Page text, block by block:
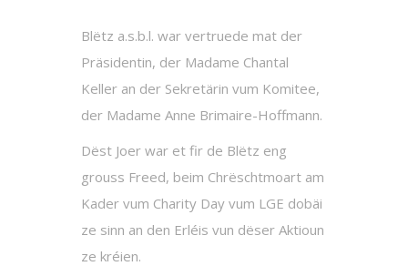
Blëtz a.s.b.l. war vertruede mat der
Präsidentin, der Madame Chantal
Keller an der Sekretärin vum Komitee,
der Madame Anne Brimaire-Hoffmann.
Dëst Joer war et fir de Blëtz eng
grouss Freed, beim Chrëschtmoart am
Kader vum Charity Day vum LGE dobäi
ze sinn an den Erléis vun dëser Aktioun
ze kréien.